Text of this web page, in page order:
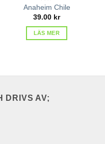
Anaheim Chile
39.00 kr
LÄS MER
DRIVS AV;